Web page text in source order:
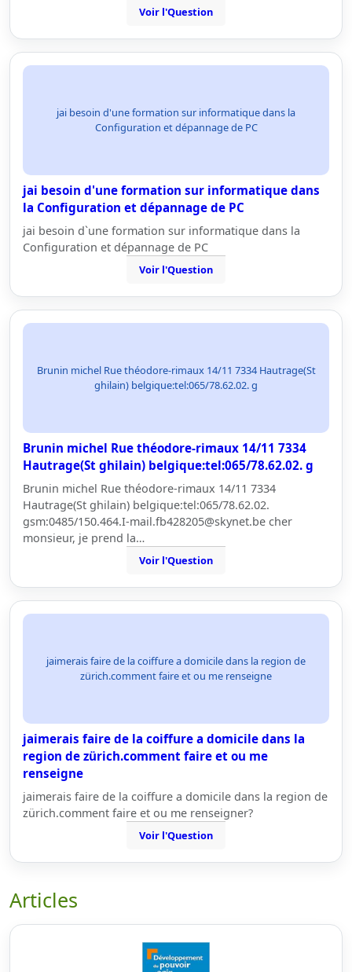
Voir l'Question
jai besoin d'une formation sur informatique dans la
Configuration et dépannage de PC
jai besoin d'une formation sur informatique dans
la Configuration et dépannage de PC
jai besoin d`une formation sur informatique dans la
Configuration et dépannage de PC
Voir l'Question
Brunin michel Rue théodore-rimaux 14/11 7334 Hautrage(St
ghilain) belgique:tel:065/78.62.02. g
Brunin michel Rue théodore-rimaux 14/11 7334
Hautrage(St ghilain) belgique:tel:065/78.62.02. g
Brunin michel Rue théodore-rimaux 14/11 7334
Hautrage(St ghilain) belgique:tel:065/78.62.02.
gsm:0485/150.464.I-mail.fb428205@skynet.be cher
monsieur, je prend la…
Voir l'Question
jaimerais faire de la coiffure a domicile dans la region de
zürich.comment faire et ou me renseigne
jaimerais faire de la coiffure a domicile dans la
region de zürich.comment faire et ou me
renseigne
jaimerais faire de la coiffure a domicile dans la region de
zürich.comment faire et ou me renseigner?
Voir l'Question
Articles